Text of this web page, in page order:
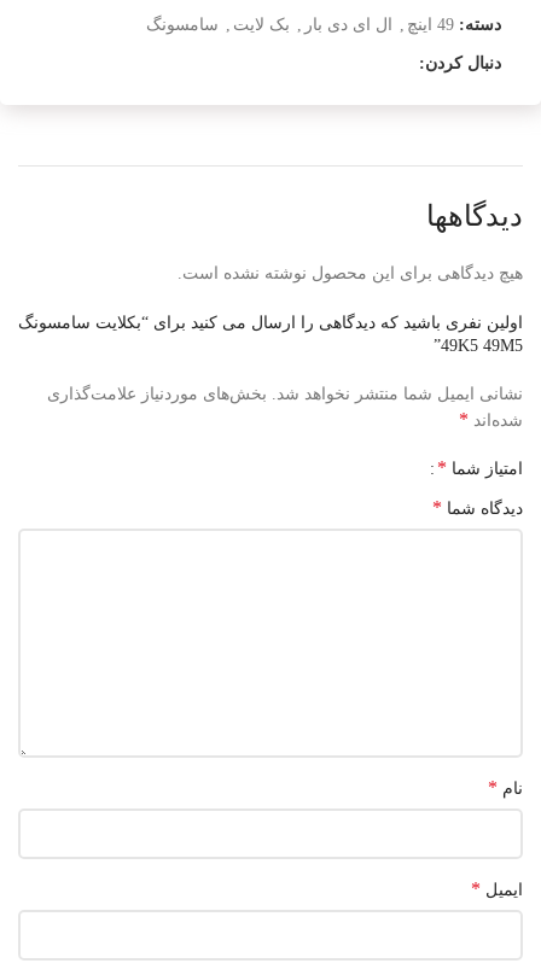
دسته: 49 اینچ , ال ای دی بار , بک لایت , سامسونگ
دنبال کردن:
دیدگاهها
هیچ دیدگاهی برای این محصول نوشته نشده است.
اولین نفری باشید که دیدگاهی را ارسال می کنید برای “بکلایت سامسونگ
49K5 49M5”
نشانی ایمیل شما منتشر نخواهد شد. بخش‌های موردنیاز علامت‌گذاری
شده‌اند *
امتیاز شما *
دیدگاه شما *
نام *
ایمیل *